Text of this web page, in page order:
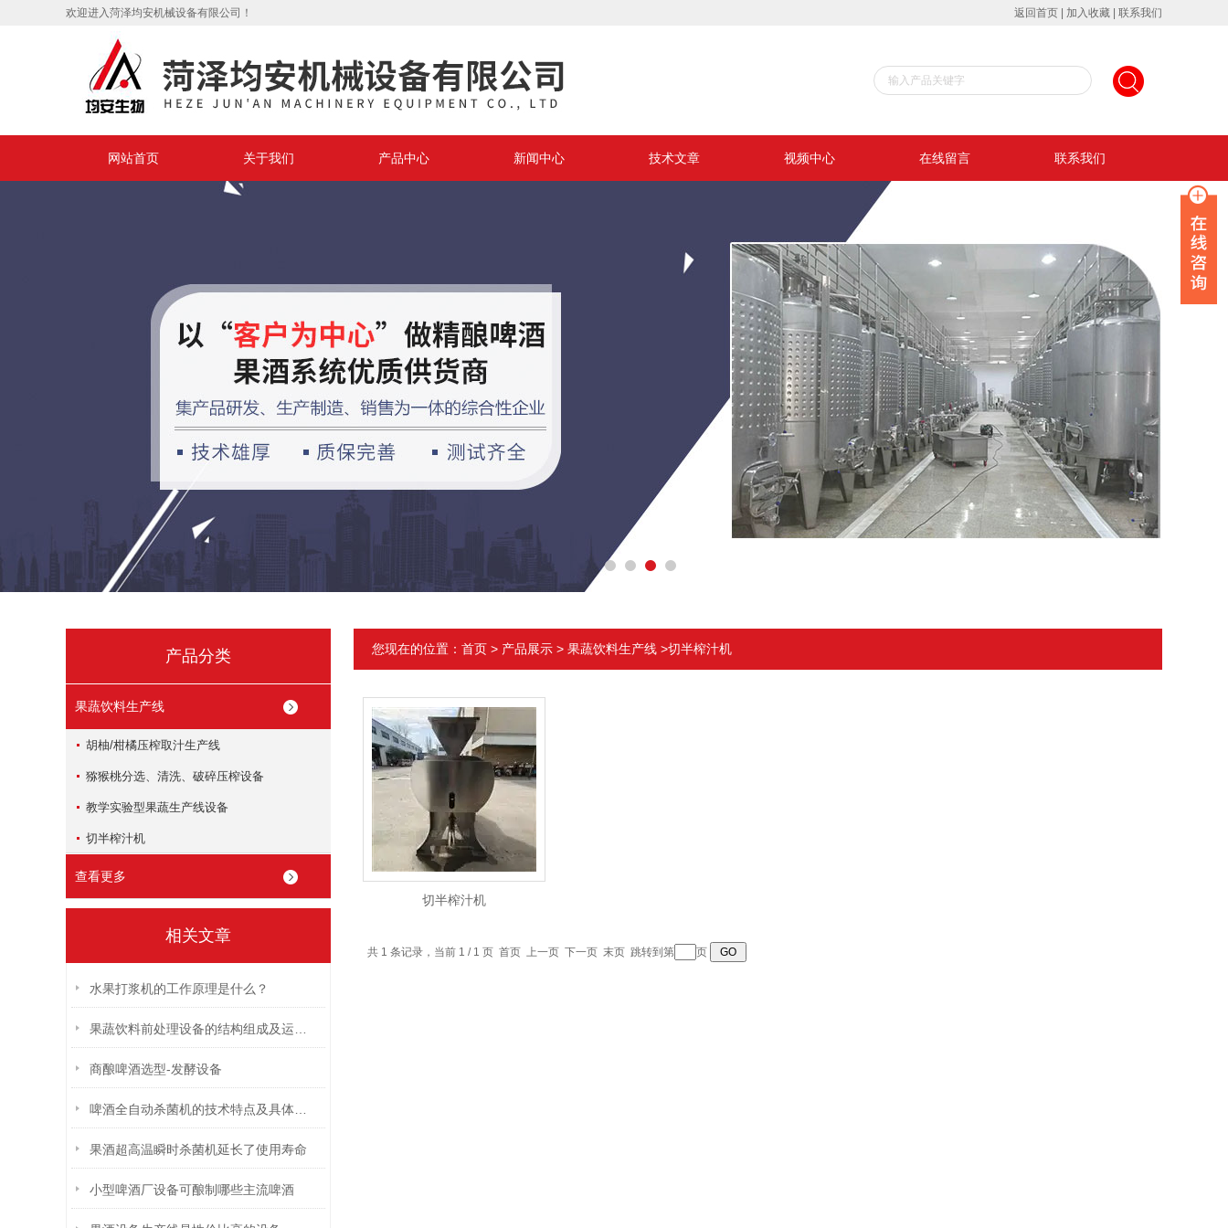
欢迎进入菏泽均安机械设备有限公司！ 返回首页 加入收藏 联系我们
网站首页 关于我们 产品中心 新闻中心 技术文章 视频中心 在线留言 联系我们
产品分类
果蔬饮料生产线
胡柚/柑橘压榨取汁生产线
猕猴桃分选、清洗、破碎压榨设备
教学实验型果蔬生产线设备
切半榨汁机
查看更多
相关文章
水果打浆机的工作原理是什么？
商酿啤酒选型-发酵设备
果酒超高温瞬时杀菌机延长了使用寿命
小型啤酒厂设备可酿制哪些主流啤酒
您现在的位置： 首页 > 产品展示 > 果蔬饮料生产线 >切半榨汁机
切半榨汁机
共 1 条记录，当前 1 / 1 页 首页 上一页 下一页 末页 跳转到第 页